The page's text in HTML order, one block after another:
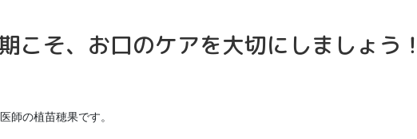
こそ、お口のケアを大切にしましょう！
師の植苗穂果です。